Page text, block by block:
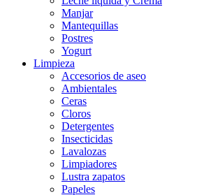
Manjar
Mantequillas
Postres
Yogurt
Limpieza
Accesorios de aseo
Ambientales
Ceras
Cloros
Detergentes
Insecticidas
Lavalozas
Limpiadores
Lustra zapatos
Papeles